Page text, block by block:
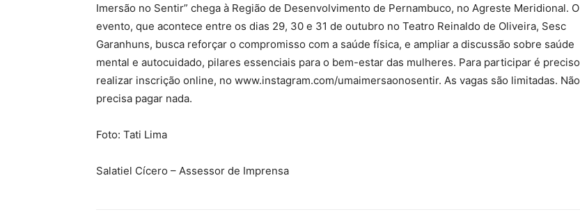
Imersão no Sentir” chega à Região de Desenvolvimento de Pernambuco, no Agreste Meridional. O
evento, que acontece entre os dias 29, 30 e 31 de outubro no Teatro Reinaldo de Oliveira, Sesc
Garanhuns, busca reforçar o compromisso com a saúde física, e ampliar a discussão sobre saúde
mental e autocuidado, pilares essenciais para o bem-estar das mulheres. Para participar é preciso
realizar inscrição online, no www.instagram.com/umaimersaonosentir. As vagas são limitadas. Não
precisa pagar nada.
Foto: Tati Lima
Salatiel Cícero – Assessor de Imprensa